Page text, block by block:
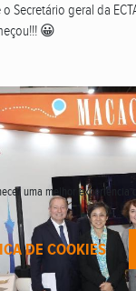
Secretário geral da
😀
uma melhor experiência
DE COOKIES